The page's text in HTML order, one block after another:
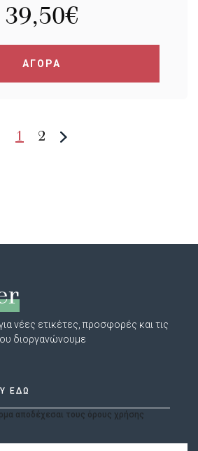
39,50€
ΑΓΟΡΑ
1 2
νέες ετικέτες, προσφορές και τις
διοργανώνουμε
αποδέχεσαι τους όρους χρήσης